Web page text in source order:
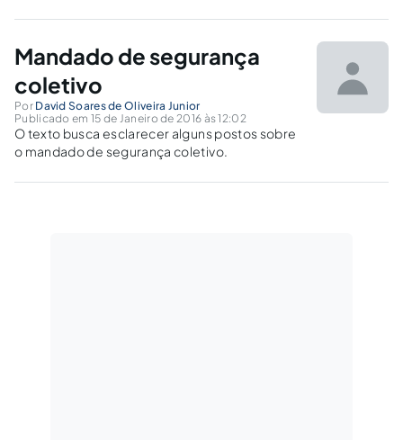
uma teria da ação adequada a esse contexto
Mandado de segurança
coletivo
Por David Soares de Oliveira Junior
Publicado em 15 de Janeiro de 2016 às 12:02
O texto busca esclarecer alguns postos sobre
o mandado de segurança coletivo.